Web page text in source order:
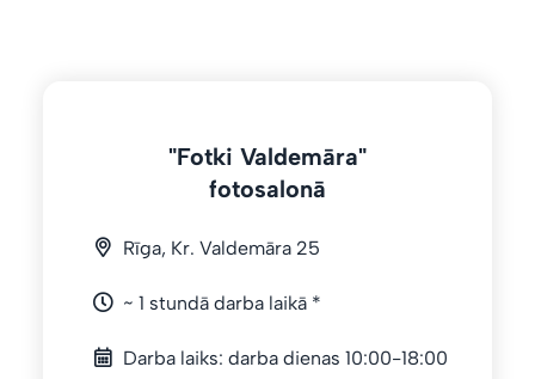
"Fotki Valdemāra"
fotosalonā
Rīga, Kr. Valdemāra 25
~ 1 stundā darba laikā *
Darba laiks: darba dienas 10:00-18:00